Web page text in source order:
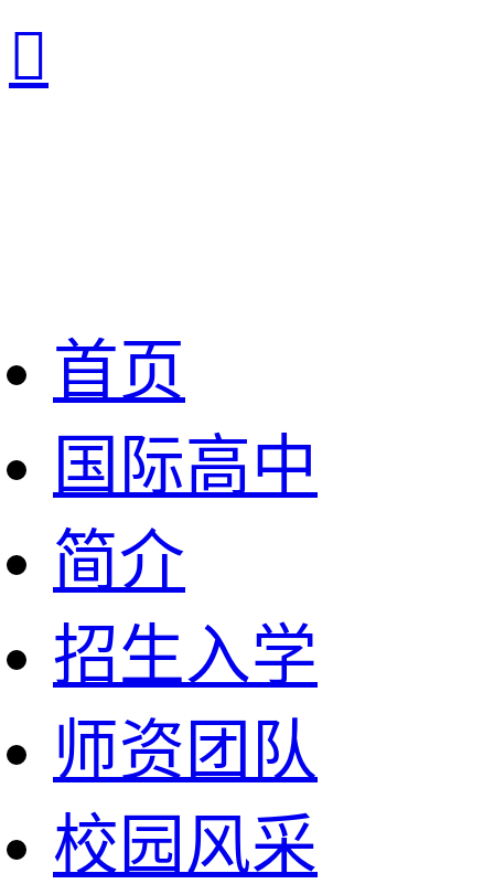

首页
国际高中
简介
招生入学
师资团队
校园风采